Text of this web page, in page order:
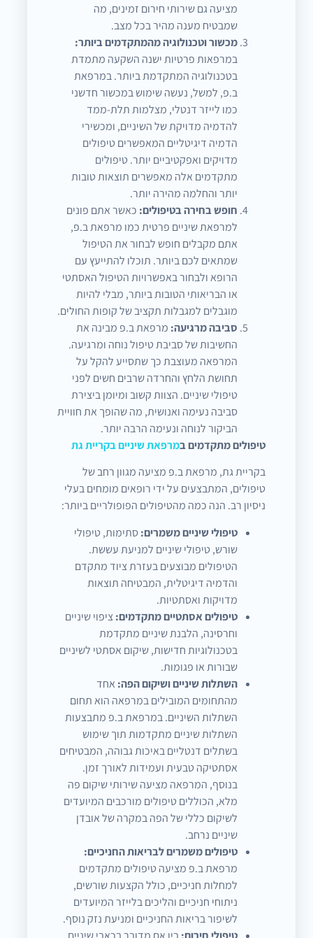
מציעה גם שירותי חירום זמינים, מה
שמבטיח מענה מהיר בכל מצב.
מכשור וטכנולוגיה מהמתקדמים ביותר:
במרפאות פרטיות ישנה השקעה מתמדת
בטכנולוגיה המתקדמת ביותר. במרפאת
ב.פ, למשל, נעשה שימוש במכשור חדשני
כמו לייזר דנטלי, מצלמות תלת-ממד
להדמיה מדויקת של השיניים, ומכשירי
הדמיה דיגיטליים המאפשרים טיפולים
מדויקים ואפקטיביים יותר. טיפולים
מתקדמים אלה מאפשרים תוצאות טובות
יותר והחלמה מהירה יותר.
חופש בחירה בטיפולים: כאשר אתם פונים
למרפאת שיניים פרטית כמו מרפאת ב.פ,
אתם מקבלים חופש לבחור את הטיפול
שמתאים לכם ביותר. תוכלו להתייעץ עם
הרופא ולבחור באפשרויות הטיפול האסתטי
או הבריאותי הטובות ביותר, מבלי להיות
מוגבלים למגבלות תקציב של קופות החולים.
סביבה מרגיעה: מרפאת ב.פ מבינה את
החשיבות של סביבת טיפול נוחה ומרגיעה.
המרפאה מעוצבת כך שתסייע להקל על
תחושת הלחץ והחרדה שרבים חשים לפני
טיפולי שיניים. הצוות קשוב ומיומן ביצירת
סביבה נעימה ואנושית, מה שהופך את חוויית
הביקור לנוחה ונעימה הרבה יותר.
טיפולים מתקדמים במרפאת שיניים בקריית גת
בקריית גת, מרפאת ב.פ מציעה מגוון רחב של
טיפולים, המתבצעים על ידי רופאים מומחים בעלי
ניסיון רב. הנה כמה מהטיפולים הפופולריים ביותר:
טיפולי שיניים משמרים:סתימות, טיפולי
שורש, טיפולי שיניים למניעת עששת.
הטיפולים מבוצעים בעזרת ציוד מתקדם
והדמיה דיגיטלית, המבטיחה תוצאות
מדויקות ואסתטיות.
טיפולים אסתטיים מתקדמים:ציפוי שיניים
וחרסינה, הלבנת שיניים מתקדמת
בטכנולוגיות חדישות, שיקום אסתטי לשיניים
שבורות או פגומות.
השתלות שיניים ושיקום הפה: אחד
מהתחומים המובילים במרפאה הוא תחום
השתלות השיניים. במרפאת ב.פ מתבצעות
השתלות שיניים מתקדמות תוך שימוש
בשתלים דנטליים באיכות גבוהה, המבטיחים
אסתטיקה טבעית ועמידות לאורך זמן.
בנוסף, המרפאה מציעה שירותי שיקום פה
מלא, הכוללים טיפולים מורכבים המיועדים
לשיקום כללי של הפה במקרה של אובדן
שיניים נרחב.
טיפולים משמרים לבריאות החניכיים:
מרפאת ב.פ מציעה טיפולים מתקדמים
למחלות חניכיים, כולל הקצעות שורשים,
ניתוחי חניכיים והליכים בלייזר המיועדים
לשיפור בריאות החניכיים ומניעת נזק נוסף.